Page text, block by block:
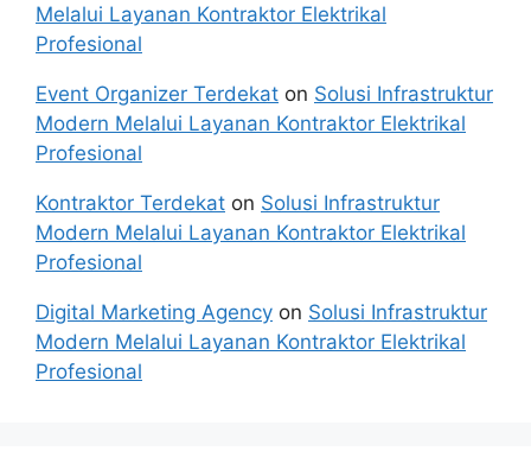
Melalui Layanan Kontraktor Elektrikal
Profesional
Event Organizer Terdekat on Solusi Infrastruktur
Modern Melalui Layanan Kontraktor Elektrikal
Profesional
Kontraktor Terdekat on Solusi Infrastruktur
Modern Melalui Layanan Kontraktor Elektrikal
Profesional
Digital Marketing Agency on Solusi Infrastruktur
Modern Melalui Layanan Kontraktor Elektrikal
Profesional